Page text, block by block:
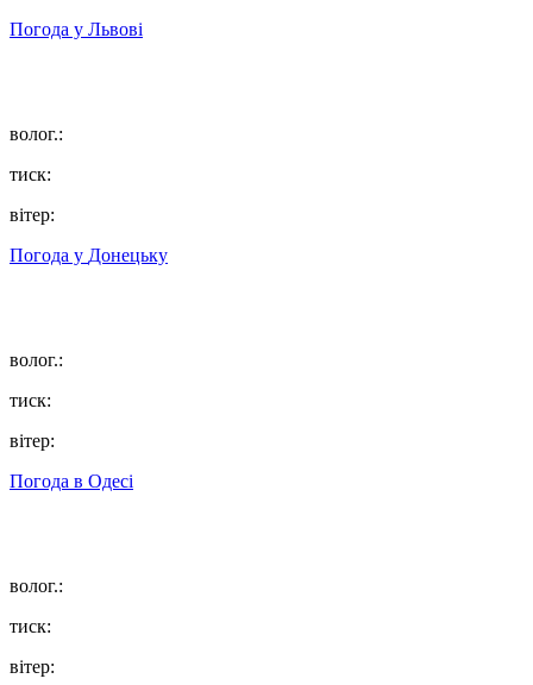
Погода у Львові
волог.:
тиск:
вітер:
Погода у Донецьку
волог.:
тиск:
вітер:
Погода в Одесі
волог.:
тиск:
вітер: